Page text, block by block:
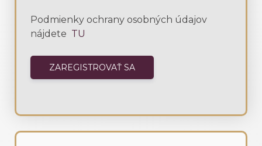
Podmienky ochrany osobných údajov
nájdete TU